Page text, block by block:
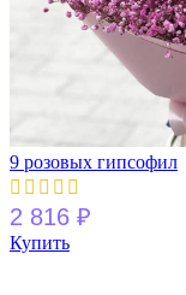
9 розовых гипсофил
2 816 ₽
Купить